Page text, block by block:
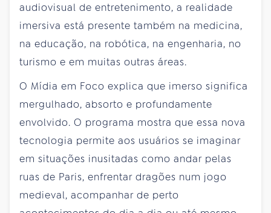
audiovisual de entretenimento, a realidade
imersiva está presente também na medicina,
na educação, na robótica, na engenharia, no
turismo e em muitas outras áreas.
O Mídia em Foco explica que imerso significa
mergulhado, absorto e profundamente
envolvido. O programa mostra que essa nova
tecnologia permite aos usuários se imaginar
em situações inusitadas como andar pelas
ruas de Paris, enfrentar dragões num jogo
medieval, acompanhar de perto